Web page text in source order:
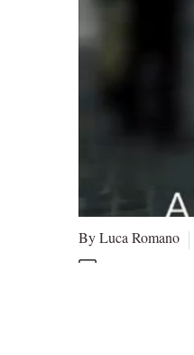
By Luca Romano